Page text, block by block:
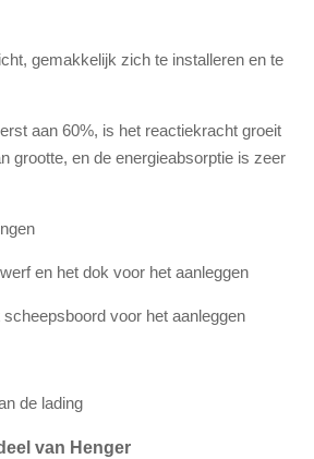
gemakkelijk zich te installeren en te
aan 60%, is het reactiekracht groeit
grootte, en de energieabsorptie is zeer
en het dok voor het aanleggen
voor het aanleggen
de lading
van Henger